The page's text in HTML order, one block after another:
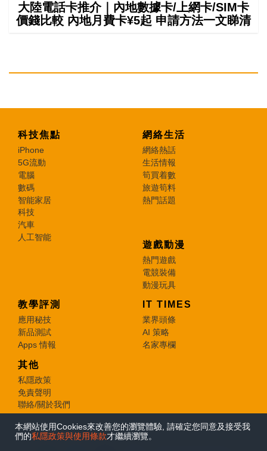
本網站使用Cookies來改善您的瀏覽體驗, 請確定您同意及接受我
們的私隱政策與使用條款才繼續瀏覽。
大陸電話卡推介｜內地數據卡/上網卡/SIM卡
價錢比較 內地月費卡¥5起 申請方法一文睇清
科技焦點
iPhone
5G流動
電腦
數碼
智能家居
科技
汽車
人工智能
網絡生活
網絡熱話
生活情報
筍買着數
旅遊筍料
熱門話題
遊戲動漫
熱門遊戲
電競裝備
動漫玩具
教學評測
應用秘技
新品測試
Apps 情報
IT TIMES
業界頭條
AI 策略
名家專欄
其他
私隱政策
免責聲明
聯絡/關於我們
© 2026 e-zone. All Rights Reserved.